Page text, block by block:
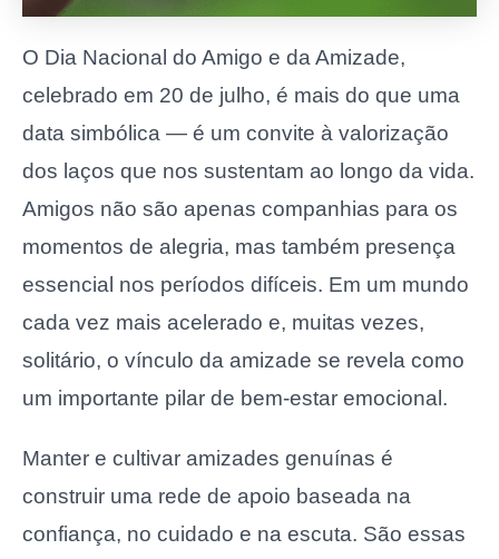
O Dia Nacional do Amigo e da Amizade,
celebrado em 20 de julho, é mais do que uma
data simbólica — é um convite à valorização
dos laços que nos sustentam ao longo da vida.
Amigos não são apenas companhias para os
momentos de alegria, mas também presença
essencial nos períodos difíceis. Em um mundo
cada vez mais acelerado e, muitas vezes,
solitário, o vínculo da amizade se revela como
um importante pilar de bem-estar emocional.
Manter e cultivar amizades genuínas é
construir uma rede de apoio baseada na
confiança, no cuidado e na escuta. São essas